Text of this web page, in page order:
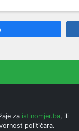
za istinomjer.ba, ili
političara.